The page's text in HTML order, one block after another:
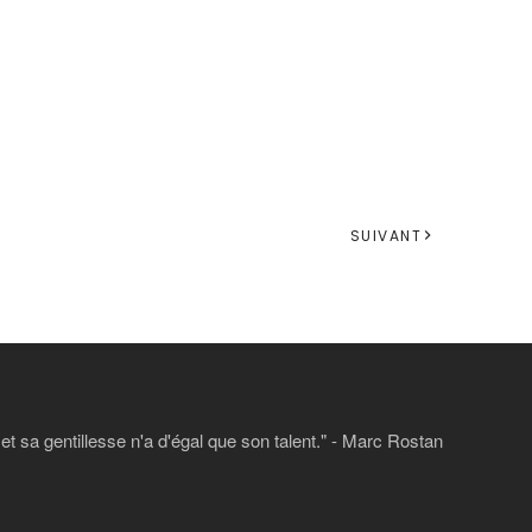
SUIVANT
sa gentillesse n'a d'égal que son talent." - Marc Rostan